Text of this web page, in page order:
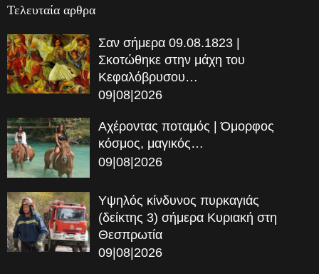
Τελευταία αρθρα
Σαν σήμερα 09.08.1823 |
Σκοτώθηκε στην μάχη του
Κεφαλόβρυσου…
09|08|2026
Αχέροντας ποταμός | Όμορφος
κόσμος, μαγικός…
09|08|2026
Υψηλός κίνδυνος πυρκαγιάς
(δείκτης 3) σήμερα Κυριακή στη
Θεσπρωτία
09|08|2026